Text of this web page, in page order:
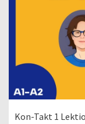
Kon-Takt 1